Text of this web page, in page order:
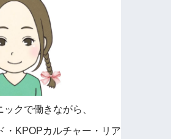
クで働きながら、
・KPOPカルチャー・リア